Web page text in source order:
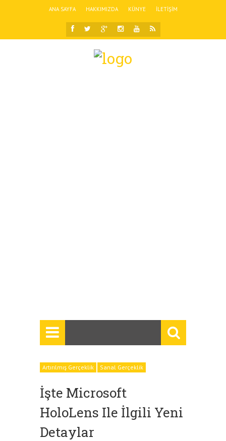
ANA SAYFA HAKKIMIZDA KÜNYE İLETIŞIM
Artırılmış Gerçeklik Sanal Gerçeklik
İşte Microsoft
HoloLens Ile İlgili Yeni
Detaylar